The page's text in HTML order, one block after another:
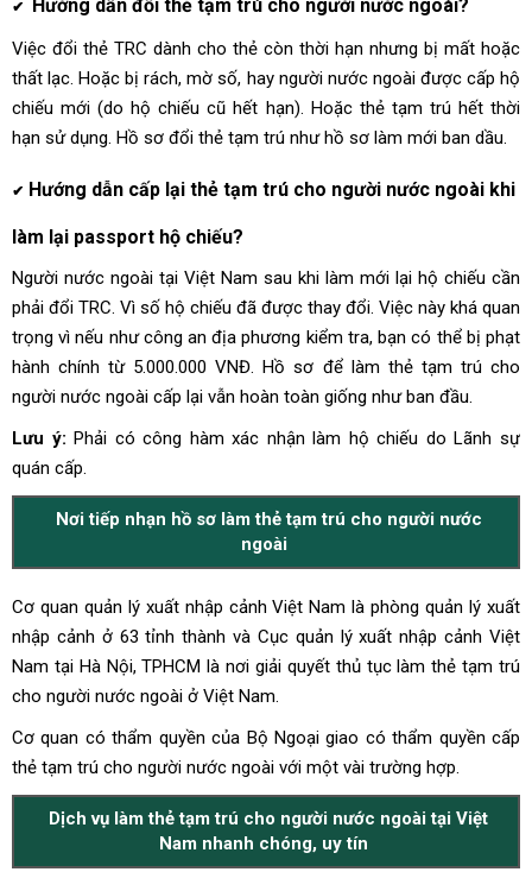
✔ Hướng dẫn đổi thẻ tạm trú cho người nước ngoài?
Việc đổi thẻ TRC dành cho thẻ còn thời hạn nhưng bị mất hoặc
thất lạc. Hoặc bị rách, mờ số, hay người nước ngoài được cấp hộ
chiếu mới (do hộ chiếu cũ hết hạn). Hoặc thẻ tạm trú hết thời
hạn sử dụng. Hồ sơ đổi thẻ tạm trú như hồ sơ làm mới ban dầu.
✔ Hướng dẫn cấp lại thẻ tạm trú cho người nước ngoài khi
làm lại passport hộ chiếu?
Người nước ngoài tại Việt Nam sau khi làm mới lại hộ chiếu cần
phải đổi TRC. Vì số hộ chiếu đã được thay đổi. Việc này khá quan
trọng vì nếu như công an địa phương kiểm tra, bạn có thể bị phạt
hành chính từ 5.000.000 VNĐ. Hồ sơ để làm thẻ tạm trú cho
người nước ngoài cấp lại vẫn hoàn toàn giống như ban đầu.
Lưu ý: Phải có công hàm xác nhận làm hộ chiếu do Lãnh sự
quán cấp.
Nơi tiếp nhạn hồ sơ làm thẻ tạm trú cho người nước
ngoài
Cơ quan quản lý xuất nhập cảnh Việt Nam là phòng quản lý xuất
nhập cảnh ở 63 tỉnh thành và Cục quản lý xuất nhập cảnh Việt
Nam tại Hà Nội, TPHCM là nơi giải quyếtthủ tục làm thẻ tạm trú
cho người nước ngoài ở Việt Nam.
Cơ quan có thẩm quyền của Bộ Ngoại giao có thẩm quyền cấp
thẻ tạm trú cho người nước ngoài với một vài trường hợp.
Dịch vụ làm thẻ tạm trú cho người nước ngoài tại Việt
Nam nhanh chóng, uy tín